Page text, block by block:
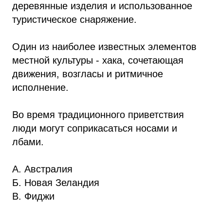
деревянные изделия и использованное
туристическое снаряжение.
Один из наиболее известных элементов
местной культуры - хака, сочетающая
движения, возгласы и ритмичное
исполнение.
Во время традиционного приветствия
люди могут соприкасаться носами и
лбами.
А. Австралия
Б. Новая Зеландия
В. Фиджи